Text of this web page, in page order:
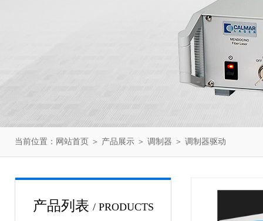
当前位置： 网站首页 ＞ 产品展示 ＞ 调制器 ＞ 调制器驱动
产品列表 / PRODUCTS